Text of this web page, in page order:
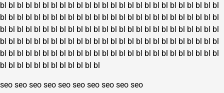
bl bl bl bl bl bl bl bl bl bl bl bl bl bl bl bl bl bl bl bl bl bl bl bl bl bl
bl bl bl bl bl bl bl bl bl bl bl bl bl bl bl bl bl bl bl bl bl bl bl bl bl bl
bl bl bl bl bl bl bl bl bl bl bl bl bl bl bl bl bl bl bl bl bl bl bl bl bl bl
bl bl bl bl bl bl bl bl bl bl bl bl bl bl bl bl bl bl bl bl bl bl bl bl bl bl
bl bl bl bl bl bl bl bl bl bl bl bl bl bl bl bl bl bl bl bl bl bl bl bl bl bl
bl bl bl bl bl bl bl bl bl bl bl bl
seo seo seo seo seo seo seo seo seo seo